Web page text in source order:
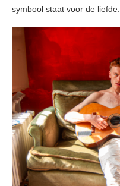
symbool staat voor de liefde.